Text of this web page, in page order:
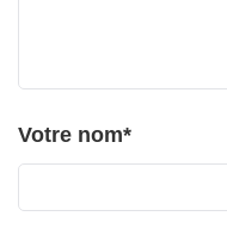
Votre nom*